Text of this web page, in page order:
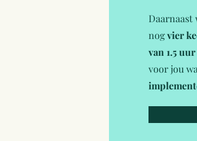
Daarnaast
nogvier
van 1.5 uur
voor jou